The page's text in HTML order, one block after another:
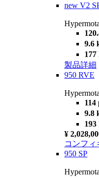
new V2
9.6
177
製品詳細
950 RVE
114
9.8
193
¥
コンフィ
950 SP